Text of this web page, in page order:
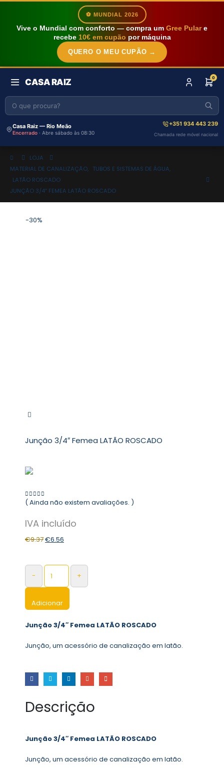
⚽ MUNDIAL 2026
Vive o Mundial com conforto — compra um Gree Pulare
recebe 10€ em cupão por máquina
QUERO O MEU CUPÃO →
CASA RAIZ 0
Casa Raiz — Rio Meão
Encerrado · Abre sábado às 08:30
+351 934 443 239
Chamada rede móvel nacional
LOJA
MATERIAL DE CANALIZAÇÃO, TUBOS E SISTEMAS DE ÁGUA,
LATÃO ROSCADO
JUNÇÃO 3/4″ FEMEA LATÃO ROSCADO
-30%
Junção 3/4″ Femea LATÃO ROSCADO
0 out of 5
( Ainda não existem avaliações. )
€9.37€6.56
- +
Adicionar
Junção 3/4″ Femea LATÃO ROSCADO
Junção, um acessório de canalização em latão.
Descrição
Junção 3/4″ Femea LATÃO ROSCADO
Junção, um acessório de canalização em latão.